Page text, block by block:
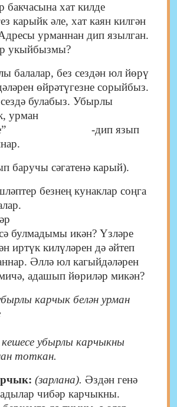
бакчасына хат килде
карыйк әле, хат каян килгән
урманнан дип язылган.
укыйбызмы?
балалар, без сездән юл йөрү
өйрәтүгезне сорыйбыз.
булабыз. Убырлы
урман
-дип язып
сәгатенә карый).
безнең кунаклар соңга
булмадымы икән? Үзләре
иртүк килүләрен дә әйтеп
Әллә юл кагыйдәләрен
адашып йөриләр микән?
карчык белән урман
убырлы карчыкны
тоткан.
(зарлана). Әздән генә
чибәр карчыкны.